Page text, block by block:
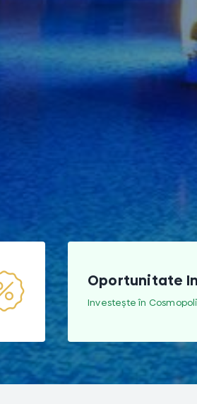
Oportunitate
Investește în